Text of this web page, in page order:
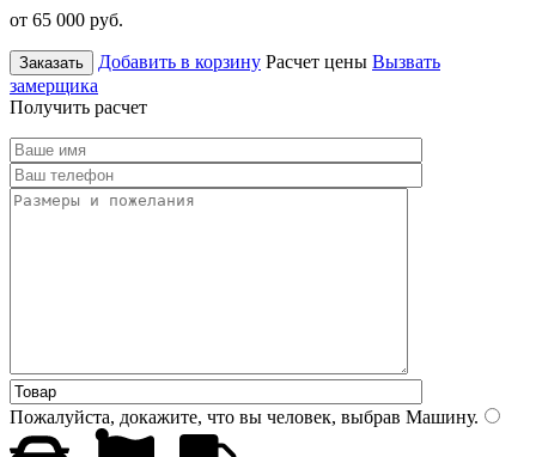
от 65 000 руб.
Заказать Добавить в корзину Расчет цены Вызвать
замерщика
Получить расчет
Пожалуйста, докажите, что вы человек, выбрав Машину.